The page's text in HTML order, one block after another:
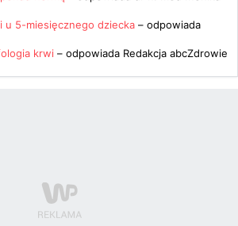
u 5-miesięcznego dziecka – odpowiada
krwi – odpowiada Redakcja abcZdrowie